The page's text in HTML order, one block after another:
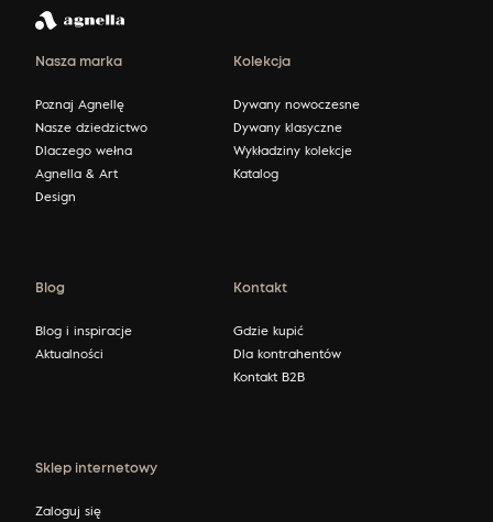
Nasza marka
Poznaj Agnellę
Nasze dziedzictwo
Dlaczego wełna
Agnella & Art
Design
Kolekcja
Dywany nowoczesne
Dywany klasyczne
Wykładziny kolekcje
Katalog
Blog
Blog i inspiracje
Aktualności
Kontakt
Gdzie kupić
Dla kontrahentów
Kontakt B2B
Sklep internetowy
Zaloguj się